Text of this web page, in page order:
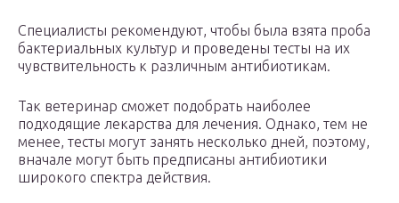
Специалисты рекомендуют, чтобы была взята проба
бактериальных культур и проведены тесты на их
чувствительность к различным антибиотикам.
Так ветеринар сможет подобрать наиболее
подходящие лекарства для лечения. Однако, тем не
менее, тесты могут занять несколько дней, поэтому,
вначале могут быть предписаны антибиотики
широкого спектра действия.